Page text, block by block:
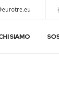
SIAMO